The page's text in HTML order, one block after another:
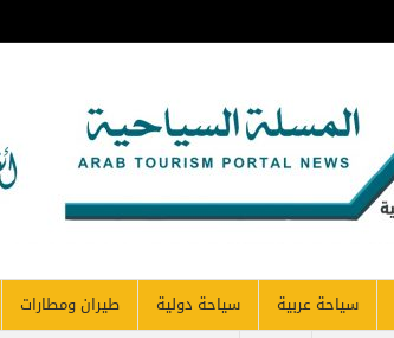
سياحة عربية سياحة دولية طيران ومطارات